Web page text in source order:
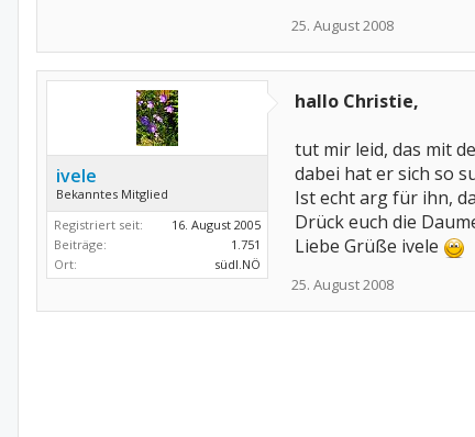
25. August 2008
ivele
Bekanntes Mitglied
Registriert seit:
16. August 2005
Beiträge:
1.751
Ort:
südl.NÖ
hallo Christie,
tut mir leid, das mit
dabei hat er sich so
Ist echt arg für ihn,
Drück euch die
Liebe Grüße ivele
25. August 2008